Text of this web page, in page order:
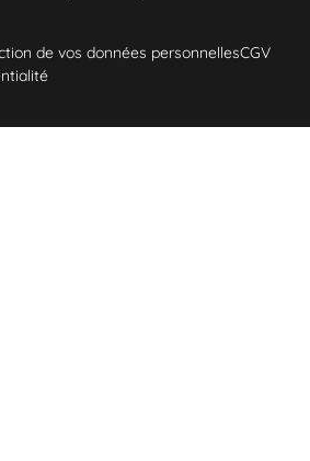
de vos données personnellesCGV